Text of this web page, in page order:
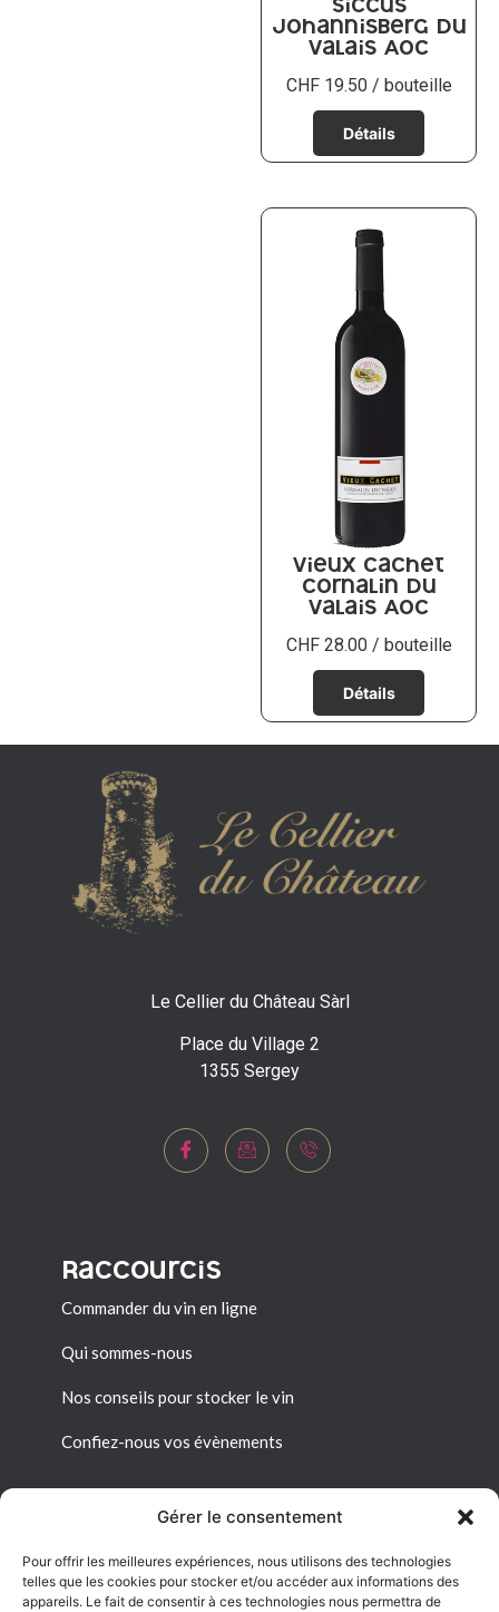
Gérer le consentement
Pour offrir les meilleures expériences, nous utilisons des technologies
telles que les cookies pour stocker et/ou accéder aux informations des
appareils. Le fait de consentir à ces technologies nous permettra de
Siccus
Johannisberg du
Valais AOC
CHF19.50 / bouteille
Vieux Cachet
Cornalin du
Valais AOC
CHF28.00 / bouteille
Le Cellier du Château Sàrl
Place du Village 2
1355 Sergey
Raccourcis
Commander du vin en ligne
Qui sommes-nous
Nos conseils pour stocker le vin
Confiez-nous vos évènements
Liens utiles